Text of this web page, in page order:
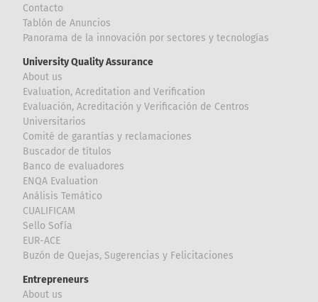
Contacto
Tablón de Anuncios
Panorama de la innovación por sectores y tecnologías
University Quality Assurance
About us
Evaluation, Acreditation and Verification
Evaluación, Acreditación y Verificación de Centros
Universitarios
Comité de garantías y reclamaciones
Buscador de títulos
Banco de evaluadores
ENQA Evaluation
Análisis Temático
CUALIFICAM
Sello Sofía
EUR-ACE
Buzón de Quejas, Sugerencias y Felicitaciones
Entrepreneurs
About us